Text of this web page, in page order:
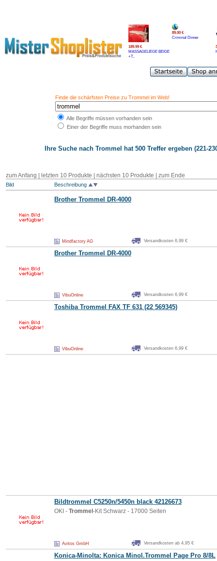
189.99 €
MASSAGELIEGE BEIGE
+T..
89.00 €
Criminal Dinner
Finde die schärfsten Preise zu Trommel im Web!
Alle Begriffe müssen vorhanden sein
Einer der Begriffe muss morhanden sein
Ihre Suche nach Trommel hat 500 Treffer ergeben (221-
zum Anfang letzten 10 Produkte nächsten 10 Produkte zum Ende
Bild Beschreibung
Brother Trommel DR-4000
Mindfactory AG Versandkosten 6,99 €
Brother Trommel DR-4000
VibuOnline Versandkosten 6,99 €
Toshiba Trommel FAX TF 631 (22 569345)
VibuOnline Versandkosten 6,99 €
Bildtrommel C5250n/5450n black 42126673
OKI - Trommel -Kit Schwarz - 17000 Seiten
Avitos GmbH Versandkosten ab 4,95 €
Konica-Minolta: Konica Minol.Trommel Page Pro 8/8L